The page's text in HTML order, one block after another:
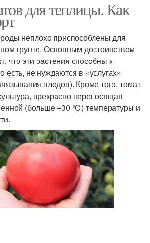
для теплицы. Как
неплохо приспособлены для
грунте. Основным достоинством
что эти растения способны к
не нуждаются в «услугах»
плодов). Кроме того, томат
прекрасно переносящая
(больше +30 ℃) температуры и